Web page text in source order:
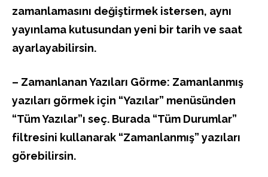
zamanlamasını değiştirmek istersen, aynı
yayınlama kutusundan yeni bir tarih ve saat
ayarlayabilirsin.
– Zamanlanan Yazıları Görme: Zamanlanmış
yazıları görmek için “Yazılar” menüsünden
“Tüm Yazılar”ı seç. Burada “Tüm Durumlar”
filtresini kullanarak “Zamanlanmış” yazıları
görebilirsin.